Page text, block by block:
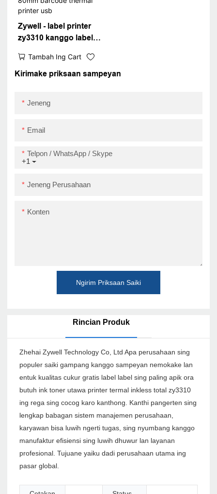
Zywell - label printer
zy3310 kanggo label
iOS 80mm barcode
thermal printer usb
Tambah Ing Cart
Kirimake priksaan sampeyan
Jeneng
Email
+1
Telpon / WhatsApp / Skype
Jeneng Perusahaan
Konten
Ngirim Priksaan Saiki
Rincian Produk
Zhehai Zywell Technology Co, Ltd Apa perusahaan sing
populer saiki gampang kanggo sampeyan nemokake lan
entuk kualitas cukur gratis label label sing paling apik ora
butuh ink toner utawa printer termal inkless total zy3310
ing rega sing cocog karo kanthong. Kanthi pangerten sing
lengkap babagan sistem manajemen perusahaan,
karyawan bisa luwih ngerti tugas, sing nyumbang kanggo
manufaktur efisiensi sing luwih dhuwur lan layanan
profesional. Tujuane yaiku dadi perusahaan utama ing
pasar global.